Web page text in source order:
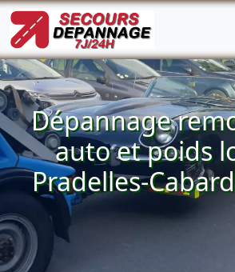
Dépannage
auto et poids
Pradelles-